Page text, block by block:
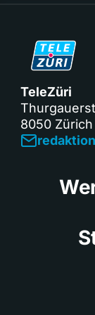
TeleZüri
8050 Zürich